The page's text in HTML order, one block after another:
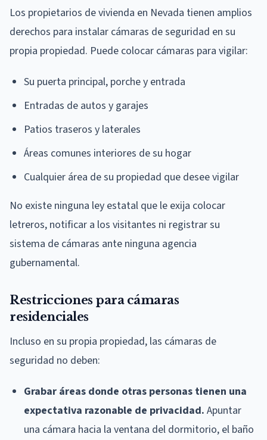
Los propietarios de vivienda en Nevada tienen amplios
derechos para instalar cámaras de seguridad en su
propia propiedad. Puede colocar cámaras para vigilar:
Su puerta principal, porche y entrada
Entradas de autos y garajes
Patios traseros y laterales
Áreas comunes interiores de su hogar
Cualquier área de su propiedad que desee vigilar
No existe ninguna ley estatal que le exija colocar
letreros, notificar a los visitantes ni registrar su
sistema de cámaras ante ninguna agencia
gubernamental.
Restricciones para cámaras
residenciales
Incluso en su propia propiedad, las cámaras de
seguridad no deben:
Grabar áreas donde otras personas tienen una
expectativa razonable de privacidad. Apuntar
una cámara hacia la ventana del dormitorio, el baño